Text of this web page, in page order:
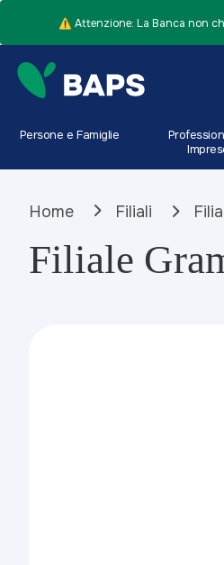
⚠️ Attenzione: La Banca non
Persone e Famiglie
Home Filiali
Filiale